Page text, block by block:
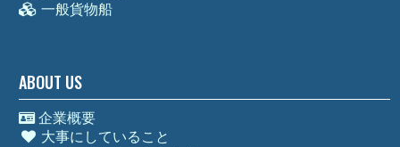
一般貨物船
ABOUT US
企業概要
大事にしていること